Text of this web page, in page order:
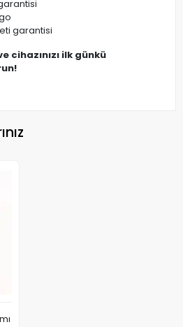
garantisi
cihazınızı ilk günkü